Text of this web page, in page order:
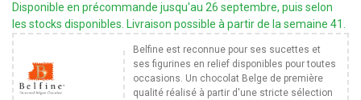
Disponible en précommande jusqu'au 26 septembre, puis selon
les stocks disponibles. Livraison possible à partir de la semaine 41.
Belfine est reconnue pour ses sucettes et
ses figurines en relief disponibles pour toutes
occasions. Un chocolat Belge de première
qualité réalisé à partir d'une stricte sélection